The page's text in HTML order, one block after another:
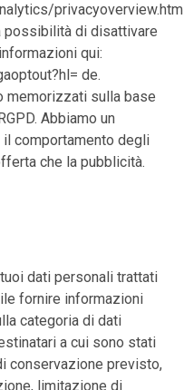
possibilità di disattivare
qui:
de.
memorizzati sulla base
Abbiamo un
comportamento degli
che la pubblicità.
dati personali trattati
fornire informazioni
categoria di dati
a cui sono stati
conservazione previsto,
limitazione di